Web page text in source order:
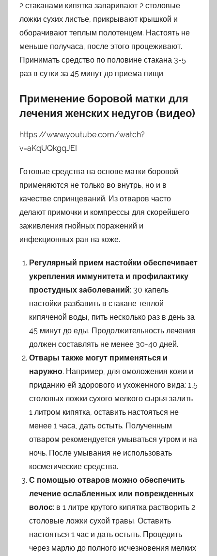
2 стаканами кипятка запаривают 2 столовые
ложки сухих листье, прикрывают крышкой и
оборачивают теплым полотенцем. Настоять не
меньше получаса, после этого процеживают.
Принимать средство по половине стакана 3-5
раз в сутки за 45 минут до приема пищи.
Применение боровой матки для
лечения женских недугов (видео)
https://www.youtube.com/watch?
v=aKqUQkgqJEI
Готовые средства на основе матки боровой
применяются не только во внутрь, но и в
качестве спринцеваний. Из отваров часто
делают примочки и компрессы для скорейшего
заживления гнойных поражений и
инфекционных ран на коже.
Регулярный прием настойки обеспечивает
укрепления иммунитета и профилактику
простудных заболеваний: 30 капель
настойки разбавить в стакане теплой
кипяченой воды, пить несколько раз в день за
45 минут до еды. Продолжительность лечения
должен составлять не менее 30-40 дней.
Отвары также могут применяться и
наружно. Например, для омоложения кожи и
приданию ей здорового и ухоженного вида: 1,5
столовых ложки сухого мелкого сырья залить
1 литром кипятка, оставить настояться не
менее 1 часа, дать остыть. Полученным
отваром рекомендуется умываться утром и на
ночь. После умывания не использовать
косметические средства.
С помощью отваров можно обеспечить
лечение ослабленных или поврежденных
волос: в 1 литре крутого кипятка растворить 2
столовые ложки сухой травы. Оставить
настояться 1 час и дать остыть. Процедить
через марлю до полного исчезновения мелких